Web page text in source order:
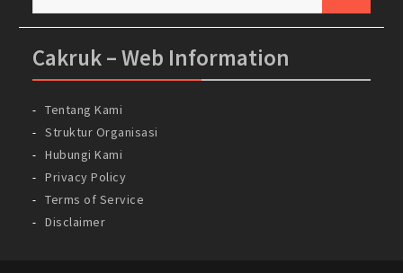
Cakruk – Web Information
Tentang Kami
Struktur Organisasi
Hubungi Kami
Privacy Policy
Terms of Service
Disclaimer